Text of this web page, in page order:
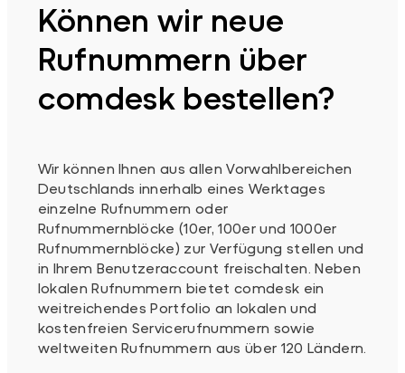
Können wir neue
Rufnummern über
comdesk bestellen?
Wir können Ihnen aus allen Vorwahlbereichen
Deutschlands innerhalb eines Werktages
einzelne Rufnummern oder
Rufnummernblöcke (10er, 100er und 1000er
Rufnummernblöcke) zur Verfügung stellen und
in Ihrem Benutzeraccount freischalten. Neben
lokalen Rufnummern bietet comdesk ein
weitreichendes Portfolio an lokalen und
kostenfreien Servicerufnummern sowie
weltweiten Rufnummern aus über 120 Ländern.